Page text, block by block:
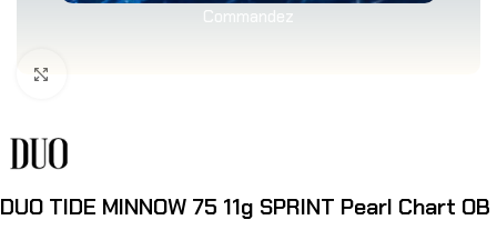
Commandez
DUO TIDE MINNOW 75 11g SPRINT Pearl Chart OB